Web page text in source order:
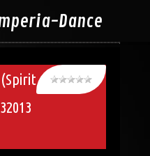
Dance